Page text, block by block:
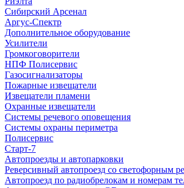
Сибирский Арсенал
Аргус-Спектр
Дополнительное оборудование
Усилители
Громкоговорители
НПФ Полисервис
Газосигнализаторы
Пожарные извещатели
Извещатели пламени
Охранные извещатели
Системы речевого оповещения
Системы охраны периметра
Полисервис
Старт-7
Автопроезды и автопарковки
Реверсивный автопроезд со светофорным
Автопроезд по радиобрелокам и номерам